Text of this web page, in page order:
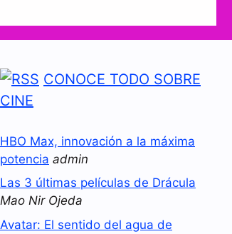
CONOCE TODO SOBRE
CINE
HBO Max, innovación a la máxima
potencia admin
Las 3 últimas películas de Drácula
Mao Nir Ojeda
Avatar: El sentido del agua de